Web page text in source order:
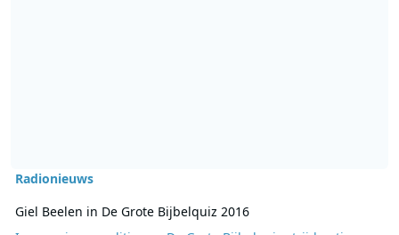
Radionieuws
Giel Beelen in De Grote Bijbelquiz 2016